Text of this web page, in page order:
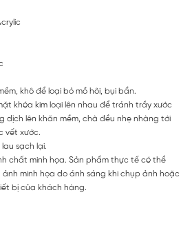
khô để loại bỏ mồ hôi, bụi bẩn.
khóa kim loại lên nhau để tránh trầy xước
dịch lên khăn mềm, chà đều nhẹ nhàng tới
vết xước.
sạch lại.
chất minh họa. Sản phẩm thực tế có thể
ảnh minh họa do ánh sáng khi chụp ảnh hoặc
bị của khách hàng.